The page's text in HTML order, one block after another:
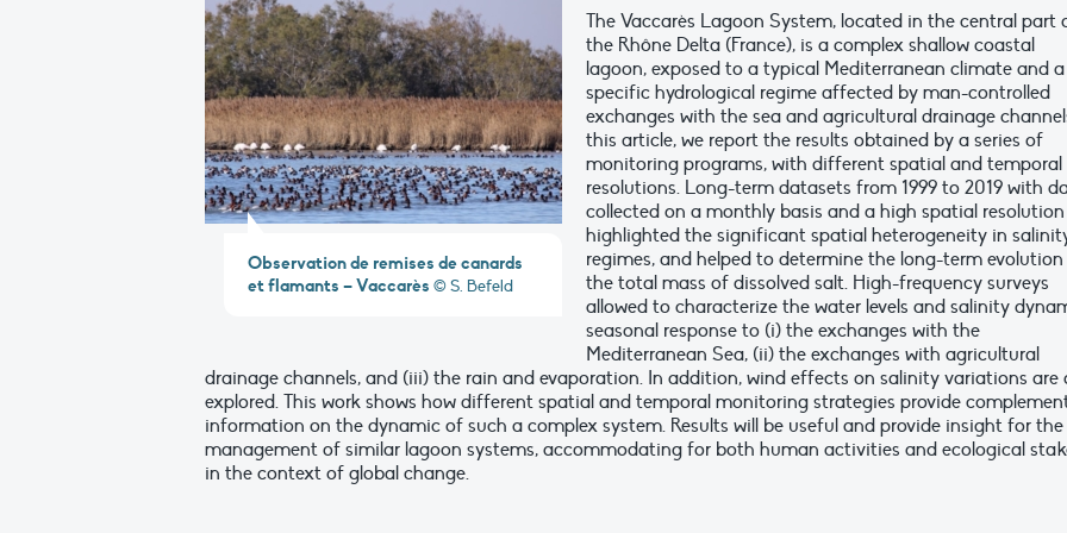
Observation de remises de canards
et flamants – Vaccarès © S. Befeld
The Vaccarès Lagoon System, located in the central part
the Rhône Delta (France), is a complex shallow coastal
lagoon, exposed to a typical Mediterranean climate and a
specific hydrological regime affected by man-controlled
exchanges with the sea and agricultural drainage
this article, we report the results obtained by a series of
monitoring programs, with different spatial and temporal
resolutions. Long-term datasets from 1999 to 2019 with
collected on a monthly basis and a high spatial resolution
highlighted the significant spatial heterogeneity in
regimes, and helped to determine the long-term
the total mass of dissolved salt. High-frequency surveys
allowed to characterize the water levels and salinity
seasonal response to (i) the exchanges with the
Mediterranean Sea, (ii) the exchanges with agricultural
drainage channels, and (iii) the rain and evaporation. In addition, wind effects on salinity variations are
explored. This work shows how different spatial and temporal monitoring strategies provide
information on the dynamic of such a complex system. Results will be useful and provide insight for the
management of similar lagoon systems, accommodating for both human activities and ecological
in the context of global change.